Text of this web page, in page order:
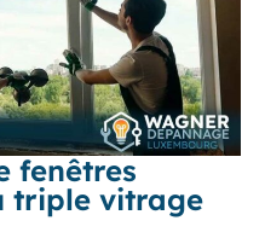
fenêtres
triple vitrage